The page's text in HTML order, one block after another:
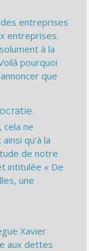
entreprises
entreprises.
à la
pourquoi
que
cela ne
qu’à la
de notre
intitulée « De
une
Xavier
aux dettes